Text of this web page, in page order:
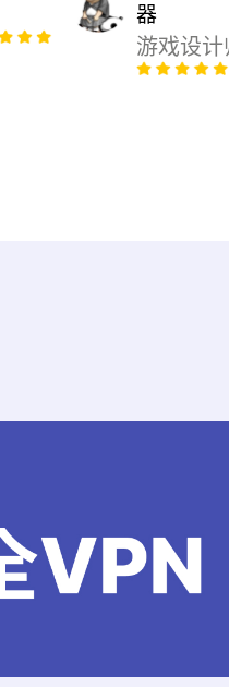
器
游戏设计